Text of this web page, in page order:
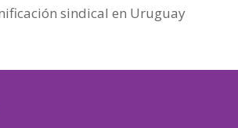
sindical en Uruguay